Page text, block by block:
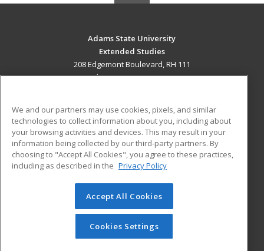
Adams State University
Extended Studies
208 Edgemont Boulevard, RH 111
Alamosa, CO 81102 US
Career Training
ADDITIONAL RESOURCES
Military
Help
Student Blog
© 2026 ed2go, a division of Cengage Learning. All rights
reserved. The material on this site cannot be reproduced or
redistributed unless you have obtained prior written
permission from Cengage Learning.Privacy Policy
We and our partners may use cookies, pixels, and similar
technologies to collect information about you, including about
your browsing activities and devices. This may result in your
information being collected by our third-party partners. By
choosing to "Accept All Cookies", you agree to these practices,
including as described in the Privacy Policy
Accept All Cookies
Cookies Settings